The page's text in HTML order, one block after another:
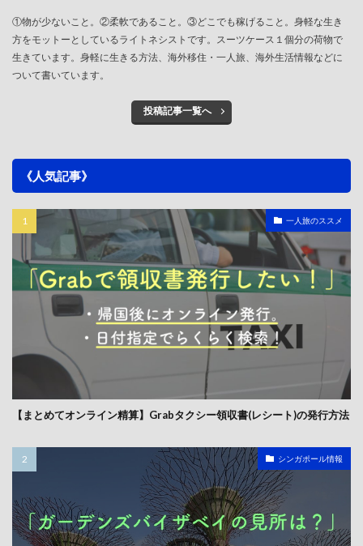
①物が少ないこと。②柔軟であること。③どこでも稼げること。身軽な生き
方をモットーとしているライトネシストです。スーツケース１個分の荷物で
生きています。身軽に生きる方法、海外移住・一人旅、海外生活情報などに
ついて書いています。
投稿記事一覧へ
《人気記事》
一人旅のススメ
【まとめてオンライン精算】Grabタクシー領収書(レシート)の発行方法
シンガポール情報